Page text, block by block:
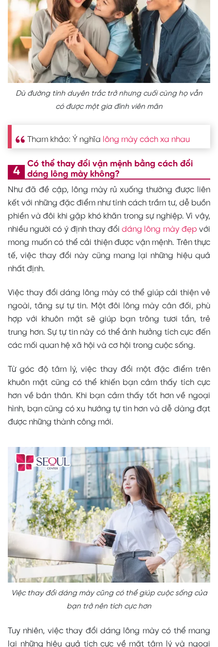
Dù đường tình duyên trắc trở nhưng cuối cùng họ vẫn
có được một gia đình viên mãn
Tham khảo: Ý nghĩa lông mày cách xa nhau
Có thể thay đổi vận mệnh bằng cách đổi
dáng lông mày không?
Như đã đề cập, lông mày rủ xuống thường được liên
kết với những đặc điểm như tính cách trầm tư, dễ buồn
phiền và đôi khi gặp khó khăn trong sự nghiệp. Vì vậy,
nhiều người có ý định thay đổidáng lông mày đẹp với
mong muốn có thể cải thiện được vận mệnh. Trên thực
tế, việc thay đổi này cũng mang lại những hiệu quả
nhất định.
Việc thay đổi dáng lông mày có thể giúp cải thiện vẻ
ngoài, tăng sự tự tin. Một đôi lông mày cân đối, phù
hợp với khuôn mặt sẽ giúp bạn trông tươi tắn, trẻ
trung hơn. Sự tự tin này có thể ảnh hưởng tích cực đến
các mối quan hệ xã hội và cơ hội trong cuộc sống.
Từ góc độ tâm lý, việc thay đổi một đặc điểm trên
khuôn mặt cũng có thể khiến bạn cảm thấy tích cực
hơn về bản thân. Khi bạn cảm thấy tốt hơn về ngoại
hình, bạn cũng có xu hướng tự tin hơn và dễ dàng đạt
được những thành công mới.
Việc thay đổi dáng mày cũng có thể giúp cuộc sống của
bạn trở nên tích cực hơn
Tuy nhiên, việc thay đổi dáng lông mày có thể mang
lại những hiệu quả tích cực về mặt tâm lý và ngoại